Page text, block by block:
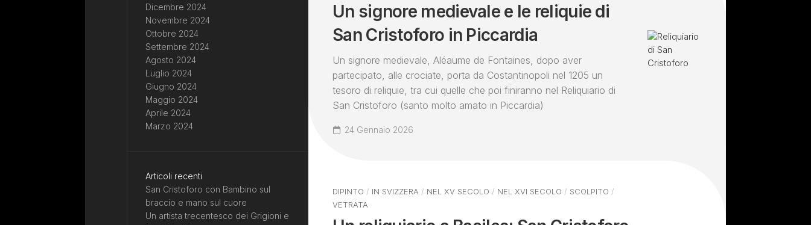
Un signore medievale e le reliquie di
San Cristoforo in Piccardia
Un signore medievale, Aléaume de Fontaines, dopo aver
partecipato, alle crociate, porta da Costantinopoli nel 1205 un
tesoro di reliquie, tra cui quelle che poi finiranno nel Reliquiario di
San Cristoforo (santo molto amato in Piccardia)
24 Gennaio 2026
DIPINTO / IN SVIZZERA / NEL XV SECOLO / NEL XVI SECOLO / SCOLPITO /
VETRATA
Dicembre 2024
Novembre 2024
Ottobre 2024
Settembre 2024
Agosto 2024
Luglio 2024
Giugno 2024
Maggio 2024
Aprile 2024
Marzo 2024
Articoli recenti
San Cristoforo con Bambino sul
braccio e mano sul cuore
Un artista trecentesco dei Grigioni e